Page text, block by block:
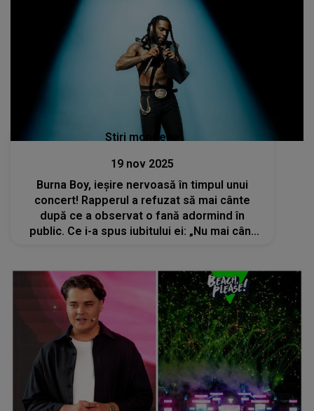
Stiri mondene
19 nov 2025
Burna Boy, ieșire nervoasă în timpul unui
concert! Rapperul a refuzat să mai cânte
după ce a observat o fană adormind în
public. Ce i-a spus iubitului ei: „Nu mai cânt